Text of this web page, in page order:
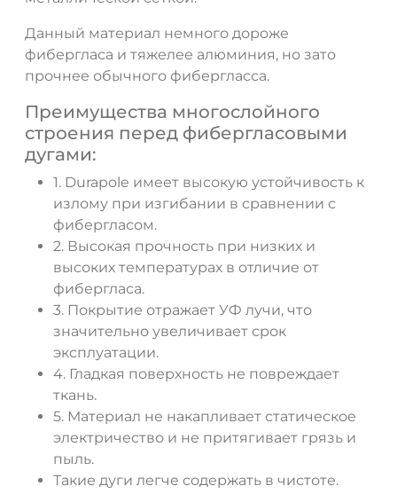
Данный материал немного дороже
фибергласа и тяжелее алюминия, но зато
прочнее обычного фибергласса.
Преимущества многослойного
строения перед фибергласовыми
дугами:
1. Durapole имеет высокую устойчивость к
излому при изгибании в сравнении с
фибергласом.
2. Высокая прочность при низких и
высоких температурах в отличие от
фибергласа.
3. Покрытие отражает УФ лучи, что
значительно увеличивает срок
эксплуатации.
4. Гладкая поверхность не повреждает
ткань.
5. Материал не накапливает статическое
электричество и не притягивает грязь и
пыль.
Такие дуги легче содержать в чистоте.
ДА НЕТ